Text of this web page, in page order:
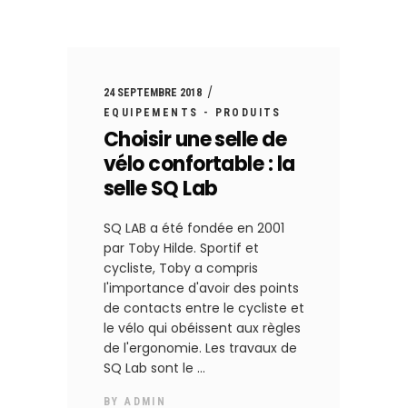
24 SEPTEMBRE 2018
EQUIPEMENTS - PRODUITS
Choisir une selle de
vélo confortable : la
selle SQ Lab
SQ LAB a été fondée en 2001
par Toby Hilde. Sportif et
cycliste, Toby a compris
l'importance d'avoir des points
de contacts entre le cycliste et
le vélo qui obéissent aux règles
de l'ergonomie. Les travaux de
SQ Lab sont le
BYADMIN